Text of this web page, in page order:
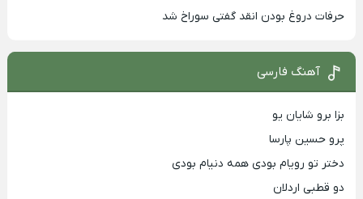
حرفات دروغ بودن انقد گفتی سوراخ شد
آهنگ فارسی
بزا برو شایان یو
پرو حسین پارسا
دختر تو رویام بودی همه دنیام بودی
دو قطبی اردلان